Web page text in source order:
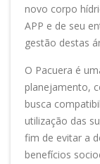
novo corpo
APP e de seu
gestão destas
O Pacuera é
planejamento,
busca
utilização das
fim de evitar a
benefícios